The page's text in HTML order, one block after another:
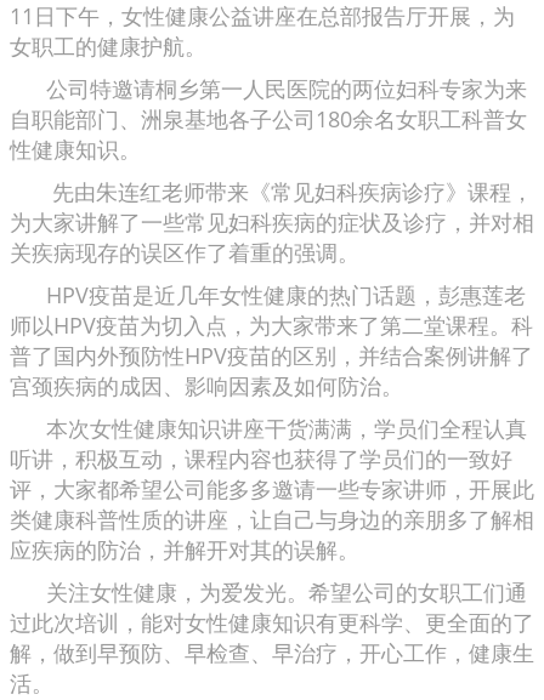
11日下午，女性健康公益讲座在总部报告厅开展，为
女职工的健康护航。
公司特邀请桐乡第一人民医院的两位妇科专家为来
自职能部门、洲泉基地各子公司180余名女职工科普女
性健康知识。
先由朱连红老师带来《常见妇科疾病诊疗》课程，
为大家讲解了一些常见妇科疾病的症状及诊疗，并对相
关疾病现存的误区作了着重的强调。
HPV疫苗是近几年女性健康的热门话题，彭惠莲老
师以HPV疫苗为切入点，为大家带来了第二堂课程。科
普了国内外预防性HPV疫苗的区别，并结合案例讲解了
宫颈疾病的成因、影响因素及如何防治。
本次女性健康知识讲座干货满满，学员们全程认真
听讲，积极互动，课程内容也获得了学员们的一致好
评，大家都希望公司能多多邀请一些专家讲师，开展此
类健康科普性质的讲座，让自己与身边的亲朋多了解相
应疾病的防治，并解开对其的误解。
关注女性健康，为爱发光。希望公司的女职工们通
过此次培训，能对女性健康知识有更科学、更全面的了
解，做到早预防、早检查、早治疗，开心工作，健康生
活。